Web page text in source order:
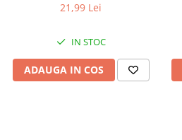
21,99 Lei
IN STOC
ADAUGA IN COS